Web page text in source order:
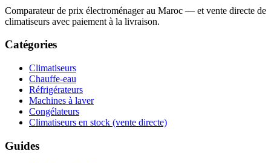
Comparateur de prix électroménager au Maroc — et vente directe de
climatiseurs avec paiement à la livraison.
Catégories
Climatiseurs
Chauffe-eau
Réfrigérateurs
Machines à laver
Congélateurs
Climatiseurs en stock (vente directe)
Guides